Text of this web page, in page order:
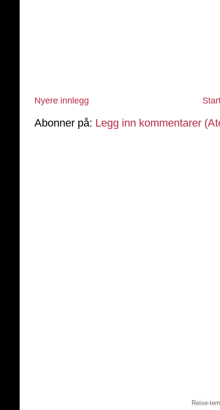
Nyere innlegg
Abonner på: Legg inn kommentarer
Reise-